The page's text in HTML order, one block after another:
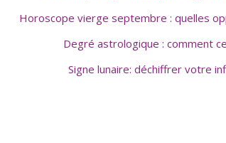
Horoscope vierge septembre : quelles
Degré astrologique : comment
Signe lunaire: déchiffrer votre